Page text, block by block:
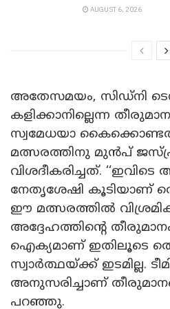
AUGUST 6, 2026
അതേസമയം, സിഡ്നി
കളിക്കാനില്ലെന്ന
സ്വമേധയാ
മത്സരത്തിനു മുൻപ്
വിശദീകരിച്ചത്. ‘‘ഇവിടെ
നേതൃശേഷി കൂടിയാണ്
ഈ മത്സരത്തിൽ
അദ്ദേഹത്തിന്റെ
ഐക്യമാണ് ഇതിലൂടെ
സ്വാർത്ഥയ്ക്ക് ഇടമില്ല.
അനുസരിച്ചാണ്
പറഞ്ഞു.